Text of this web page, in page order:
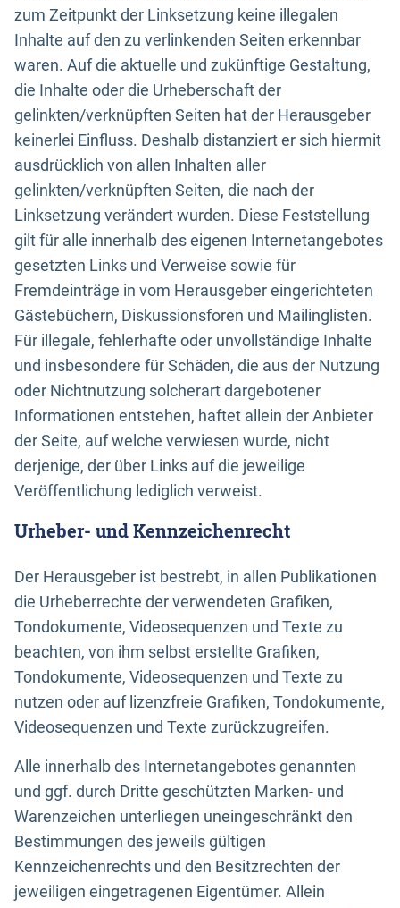
zum Zeitpunkt der Linksetzung keine illegalen
Inhalte auf den zu verlinkenden Seiten erkennbar
waren. Auf die aktuelle und zukünftige Gestaltung,
die Inhalte oder die Urheberschaft der
gelinkten/verknüpften Seiten hat der Herausgeber
keinerlei Einfluss. Deshalb distanziert er sich hiermit
ausdrücklich von allen Inhalten aller
gelinkten/verknüpften Seiten, die nach der
Linksetzung verändert wurden. Diese Feststellung
gilt für alle innerhalb des eigenen Internetangebotes
gesetzten Links und Verweise sowie für
Fremdeinträge in vom Herausgeber eingerichteten
Gästebüchern, Diskussionsforen und Mailinglisten.
Für illegale, fehlerhafte oder unvollständige Inhalte
und insbesondere für Schäden, die aus der Nutzung
oder Nichtnutzung solcherart dargebotener
Informationen entstehen, haftet allein der Anbieter
der Seite, auf welche verwiesen wurde, nicht
derjenige, der über Links auf die jeweilige
Veröffentlichung lediglich verweist.
Urheber- und Kennzeichenrecht
Der Herausgeber ist bestrebt, in allen Publikationen
die Urheberrechte der verwendeten Grafiken,
Tondokumente, Videosequenzen und Texte zu
beachten, von ihm selbst erstellte Grafiken,
Tondokumente, Videosequenzen und Texte zu
nutzen oder auf lizenzfreie Grafiken, Tondokumente,
Videosequenzen und Texte zurückzugreifen.
Alle innerhalb des Internetangebotes genannten
und ggf. durch Dritte geschützten Marken- und
Warenzeichen unterliegen uneingeschränkt den
Bestimmungen des jeweils gültigen
Kennzeichenrechts und den Besitzrechten der
jeweiligen eingetragenen Eigentümer. Allein